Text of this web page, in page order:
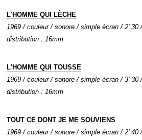
L'HOMME QUI LÈCHE
1969 / couleur / sonore / simple écran / 2' 30
distribution : 16mm
L'HOMME QUI TOUSSE
1969 / couleur / sonore / simple écran / 3' 30
distribution : 16mm
TOUT CE DONT JE ME SOUVIENS
1969 / couleur / sonore / simple écran / 2' 40